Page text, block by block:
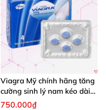
Viagra Mỹ chính hãng tăng
cường sinh lý nam kéo dài
quan hệ
750.000₫